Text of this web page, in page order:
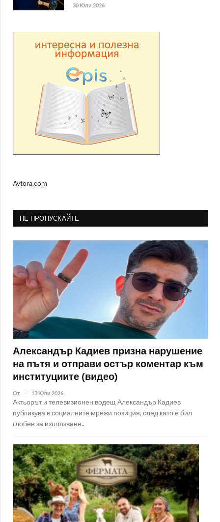
30 Юли 2026
Avtora.com
НЕ ПРОПУСКАЙТЕ
Александър Кадиев призна нарушение
на пътя и отправи остър коментар към
институциите (видео)
От 13 Юли 2026
Актьорът и телевизионен водещ Александър Кадиев
публикува в социалните мрежи позиция, след като е бил
глобен за използване..